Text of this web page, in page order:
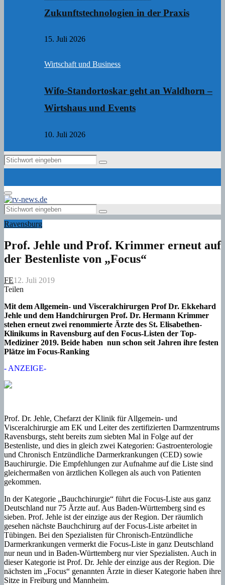
Zukunftstechnologien in der Praxis
15. Juli 2026
Wirtschaft und Business
Wifo-Standortoskar geht an Waldhorn –
Wirtshaus und Events
10. Juli 2026
Search
Search
Primary
Menu
Search
for:
Search
Ravensburg
Prof. Jehle und Prof. Krimmer erneut auf
der Bestenliste von „Focus“
FE12. Juli 2019
Teilen
Mit dem Allgemein- und Visceralchirurgen Prof Dr. Ekkehard
Jehle und dem Handchirurgen Prof. Dr. Hermann Krimmer
stehen erneut zwei renommierte Ärzte des St. Elisabethen-
Klinikums in Ravensburg auf den Focus-Listen der Top-
Mediziner 2019. Beide haben nun schon seit Jahren ihre festen
Plätze im Focus-Ranking
- ANZEIGE-
Prof. Dr. Jehle, Chefarzt der Klinik für Allgemein- und
Visceralchirurgie am EK und Leiter des zertifizierten Darmzentrums
Ravensburgs, steht bereits zum siebten Mal in Folge auf der
Bestenliste, und dies in gleich zwei Kategorien: Gastroenterologie
und Chronisch Entzündliche Darmerkrankungen (CED) sowie
Bauchirurgie. Die Empfehlungen zur Aufnahme auf die Liste sind
gleichermaßen von ärztlichen Kollegen als auch von Patienten
gekommen.
In der Kategorie „Bauchchirurgie“ führt die Focus-Liste aus ganz
Deutschland nur 75 Ärzte auf. Aus Baden-Württemberg sind es
sieben. Prof. Jehle ist der einzige aus der Region. Der räumlich
gesehen nächste Bauchchirurg auf der Focus-Liste arbeitet in
Tübingen. Bei den Spezialisten für Chronisch-Entzündliche
Darmerkrankungen vermerkt die Focus-Liste in ganz Deutschland
nur neun und in Baden-Württemberg nur vier Spezialisten. Auch in
dieser Kategorie ist Prof. Dr. Jehle der einzige aus der Region. Die
nächsten im „Focus“ genannten Ärzte in dieser Kategorie haben ihre
Sitze in Freiburg und Mannheim.